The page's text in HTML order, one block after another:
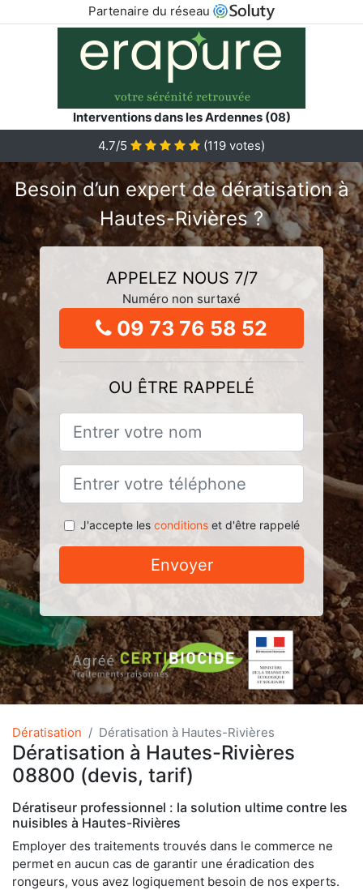
Partenaire du réseau
Interventions dans les Ardennes (08)
4.7/5
(119 votes)
Besoin d’un expert de dératisation à
Hautes-Rivières ?
APPELEZ NOUS 7/7
Numéro non surtaxé
09 73 76 58 52
OU ÊTRE RAPPELÉ
J'accepte les conditionset d'être rappelé
Envoyer
Dératisation Dératisation à Hautes-Rivières
Dératisation à Hautes-Rivières
08800 (devis, tarif)
Dératiseur professionnel : la solution ultime contre les
nuisibles à Hautes-Rivières
Employer des traitements trouvés dans le commerce ne
permet en aucun cas de garantir une éradication des
rongeurs, vous avez logiquement besoin de nos experts.